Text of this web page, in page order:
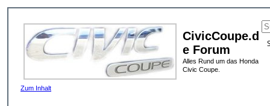
CivicCoupe.d
e Forum
Alles Rund um das Honda
Civic Coupe.
Zum Inhalt